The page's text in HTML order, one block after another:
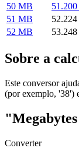
50 MB
51 MB
52 MB
Sobre a
Este conversor
(por exemplo, '38')
Converter